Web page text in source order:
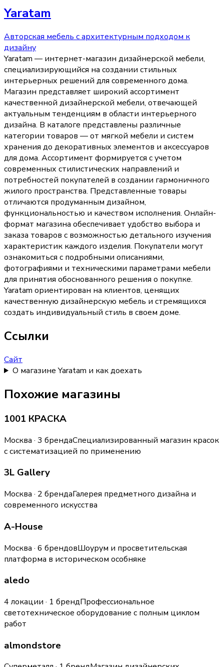
Yaratam
Авторская мебель с архитектурным подходом к
дизайну
Yaratam — интернет-магазин дизайнерской мебели,
специализирующийся на создании стильных
интерьерных решений для современного дома.
Магазин представляет широкий ассортимент
качественной дизайнерской мебели, отвечающей
актуальным тенденциям в области интерьерного
дизайна. В каталоге представлены различные
категории товаров — от мягкой мебели и систем
хранения до декоративных элементов и аксессуаров
для дома. Ассортимент формируется с учетом
современных стилистических направлений и
потребностей покупателей в создании гармоничного
жилого пространства. Представленные товары
отличаются продуманным дизайном,
функциональностью и качеством исполнения. Онлайн-
формат магазина обеспечивает удобство выбора и
заказа товаров с возможностью детального изучения
характеристик каждого изделия. Покупатели могут
ознакомиться с подробными описаниями,
фотографиями и техническими параметрами мебели
для принятия обоснованного решения о покупке.
Yaratam ориентирован на клиентов, ценящих
качественную дизайнерскую мебель и стремящихся
создать индивидуальный стиль в своем доме.
Ссылки
Сайт
О магазине Yaratam и как доехать
Похожие магазины
1001 КРАСКА
Москва · 3 брендаСпециализированный магазин красок
с систематизацией по применению
3L Gallery
Москва · 2 брендаГалерея предметного дизайна и
современного искусства
A-House
Москва · 6 брендовШоурум и просветительская
платформа в историческом особняке
aledo
4 локации · 1 брендПрофессиональное
светотехническое оборудование с полным циклом
работ
almondstore